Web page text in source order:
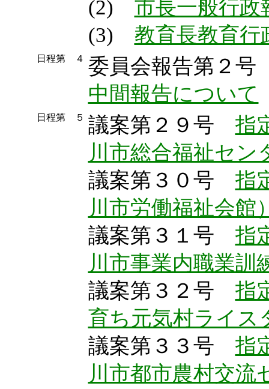
(2) 市長一般行政
(3) 教育長教育行
日程第 ４ 委員会報告第２
中間報告について
日程第 ５ 議案第２９号 指
川市総合福祉セン
議案第３０号 指
川市労働福祉会館
議案第３１号 指
川市事業内職業訓
議案第３２号 指
育ち元気村ライス
議案第３３号 指
川市都市農村交流